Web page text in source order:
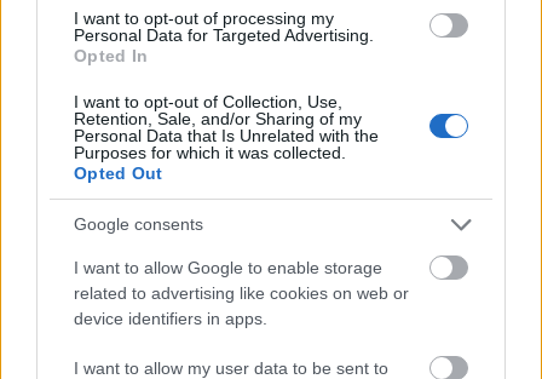
I want to opt-out of processing my
Personal Data for Targeted Advertising.
Opted In
I want to opt-out of Collection, Use,
Retention, Sale, and/or Sharing of my
Personal Data that Is Unrelated with the
Purposes for which it was collected.
Opted Out
Google consents
I want to allow Google to enable storage
related to advertising like cookies on web or
device identifiers in apps.
I want to allow my user data to be sent to
Kéthónapos a Tisza-kormány: íme a mérleg!
ELEMZÉSEK 2026. júl. 21.